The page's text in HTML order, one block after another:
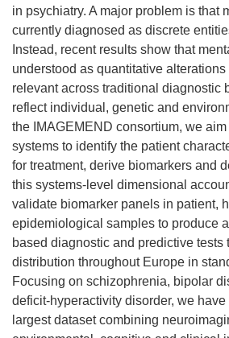
in psychiatry. A major problem is that
currently diagnosed as discrete
Instead, recent results show that
understood as quantitative
relevant across traditional diagnostic
reflect individual, genetic and
the IMAGEMEND consortium, we
systems to identify the patient
for treatment, derive biomarkers and
this systems-level dimensional
validate biomarker panels in patient,
epidemiological samples to produce
based diagnostic and predictive tests
distribution throughout Europe in
Focusing on schizophrenia, bipolar
deficit-hyperactivity disorder, we have
largest dataset combining